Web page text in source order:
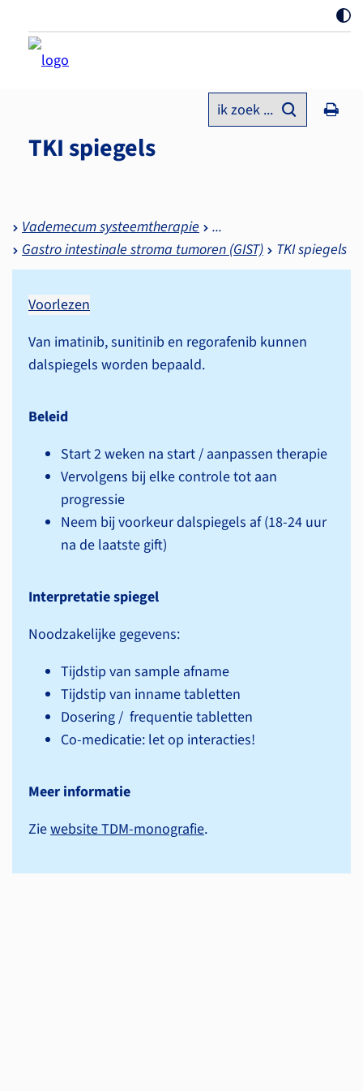
ik zoek ...
TKI spiegels
Vademecum systeemtherapie
Gastro intestinale stroma tumoren (GIST)
TKI spiegels
Voorlezen
Van imatinib, sunitinib en regorafenib kunnen
dalspiegels worden bepaald.
Beleid
Start 2 weken na start / aanpassen therapie
Vervolgens bij elke controle tot aan
progressie
Neem bij voorkeur dalspiegels af (18-24 uur
na de laatste gift)
Interpretatie spiegel
Noodzakelijke gegevens:
Tijdstip van sample afname
Tijdstip van inname tabletten
Dosering / frequentie tabletten
Co-medicatie: let op interacties!
Meer informatie
Ziewebsite TDM-monografie.